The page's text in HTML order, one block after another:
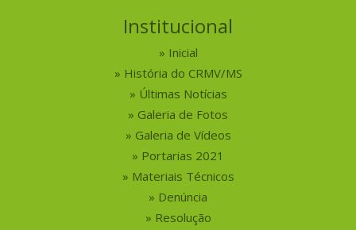
Institucional
Inicial
História do CRMV/MS
Últimas Notícias
Galeria de Fotos
Galeria de Vídeos
Portarias 2021
Materiais Técnicos
Denúncia
Resolução